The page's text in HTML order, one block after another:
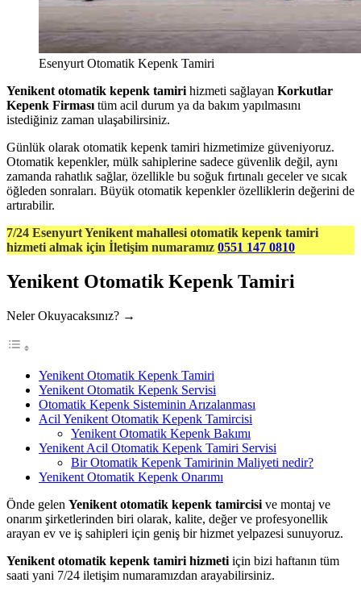
Esenyurt Otomatik Kepenk Tamiri
Yenikent otomatik kepenk tamiri hizmeti sağlayan Korkutlar
Kepenk Firması tüm acil durum ya da bakım yapılmasını
istediğiniz zaman ulaşabilirsiniz.
Günlük olarak otomatik kepenk tamiri hizmetimize güveniyoruz.
Otomatik kepenkler, mülk sahiplerine sadece güvenlik değil, aynı
zamanda rahatlık sağlar, özellikle bu soğuk fırtınalı geceler ve sıcak
öğleden sonraları. Büyük otomatik kepenkler özelliklerin değerini de
artırabilir.
7/24 Esenyurt Yenikent mahallesi otomatik kepenk tamiri
hizmeti almak için İletişim numaramız 0551 147 0810
Yenikent Otomatik Kepenk Tamiri
Neler Okuyacaksınız? →
Yenikent Otomatik Kepenk Tamiri
Yenikent Otomatik Kepenk Servisi
Otomatik Kepenk Sisteminin Arızalanması
Acil Yenikent Otomatik Kepenk Tamircisi
Yenikent Otomatik Kepenk Bakımı
Yenikent Acil Otomatik Kepenk Tamiri Servisi
Bir Otomatik Kepenk Tamirinin Maliyeti nedir?
Yenikent Otomatik Kepenk Onarımı
Önde gelen Yenikent otomatik kepenk tamircisi ve montaj ve
onarım şirketlerinden biri olarak, kalite, değer ve profesyonellik
arayan ev ve iş sahipleri için geniş bir hizmet yelpazesi sunuyoruz.
Yenikent otomatik kepenk tamiri hizmeti için bizi haftanın tüm
saati yani 7/24 iletişim numaramızdan arayabilirsiniz.